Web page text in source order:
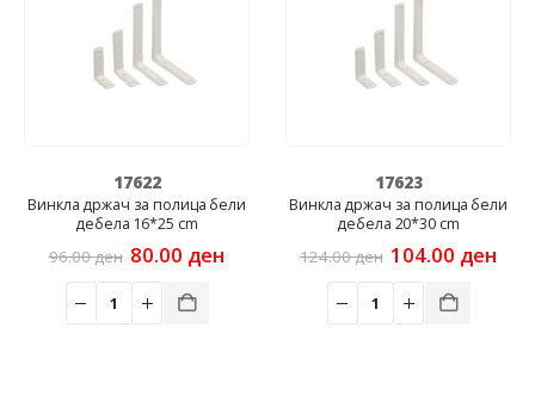
бели
Current
80.00 ден.
Винкла држач за полица бели
дебела 20*30 cm
124.00ден Original
104.00 денCurrent
price
is:
104.00 ден.
Винкла држач за
дебела 22*35
136.00ден
price